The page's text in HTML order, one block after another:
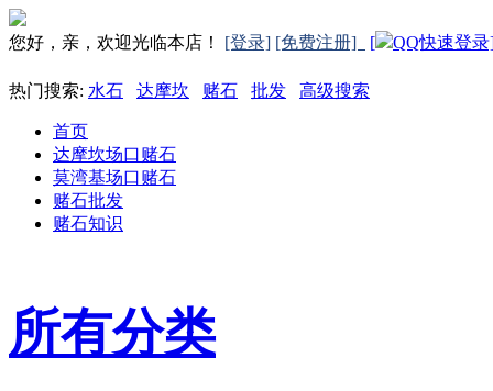
您好，亲，欢迎光临本店！ [登录] [免费注册] [ QQ快速登
热门搜索: 水石 达摩坎 赌石 批发 高级搜索
首页
达摩坎场口赌石
莫湾基场口赌石
赌石批发
赌石知识
所有分类